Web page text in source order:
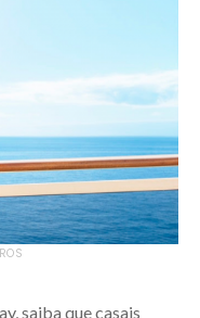
saiba que casais